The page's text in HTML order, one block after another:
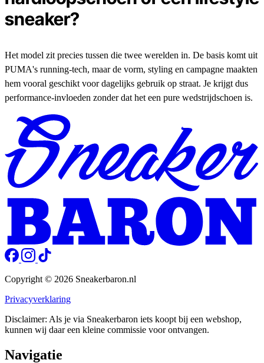
sneaker?
Het model zit precies tussen die twee werelden in. De basis komt uit
PUMA's running-tech, maar de vorm, styling en campagne maakten
hem vooral geschikt voor dagelijks gebruik op straat. Je krijgt dus
performance-invloeden zonder dat het een pure wedstrijdschoen is.
Copyright © 2026 Sneakerbaron.nl
Privacyverklaring
Disclaimer: Als je via Sneakerbaron iets koopt bij een webshop,
kunnen wij daar een kleine commissie voor ontvangen.
Navigatie